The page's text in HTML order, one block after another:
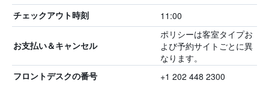
チェックアウト時刻 11:00
お支払い＆キャンセル
ポリシーは客室タイプお
よび予約サイトごとに異
なります。
フロントデスクの番号 +1 202 448 2300